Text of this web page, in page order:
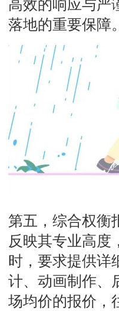
高效的响应与严
落地的重要保障
第五，综合权衡
反映其专业高度
时，要求提供详
计、动画制作、
场均价的报价，